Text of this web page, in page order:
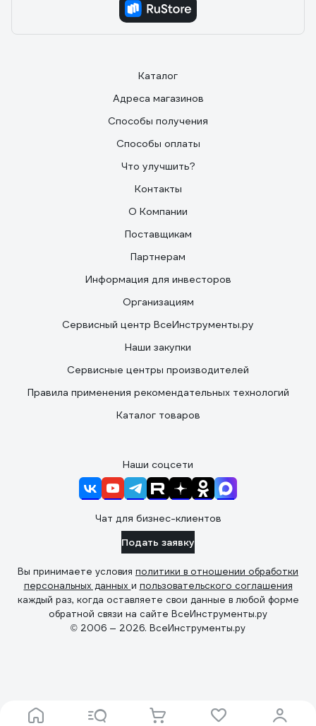
Каталог
Адреса магазинов
Способы получения
Способы оплаты
Что улучшить?
Контакты
О Компании
Поставщикам
Партнерам
Информация для инвесторов
Организациям
Сервисный центр ВсеИнструменты.ру
Наши закупки
Сервисные центры производителей
Правила применения рекомендательных технологий
Каталог товаров
Наши соцсети
Чат для бизнес-клиентов
Подать заявку
Вы принимаете условия политики в отношении обработки
персональных данных и пользовательского соглашения
каждый раз, когда оставляете свои данные в любой форме
обратной связи на сайте ВсеИнструменты.ру
© 2006 — 2026. ВсеИнструменты.ру